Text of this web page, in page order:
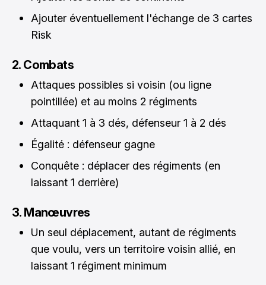
Ajouter éventuellement l'échange de 3 cartes
Risk
2. Combats
Attaques possibles si voisin (ou ligne
pointillée) et au moins 2 régiments
Attaquant 1 à 3 dés, défenseur 1 à 2 dés
Égalité : défenseur gagne
Conquête : déplacer des régiments (en
laissant 1 derrière)
3. Manœuvres
Un seul déplacement, autant de régiments
que voulu, vers un territoire voisin allié, en
laissant 1 régiment minimum